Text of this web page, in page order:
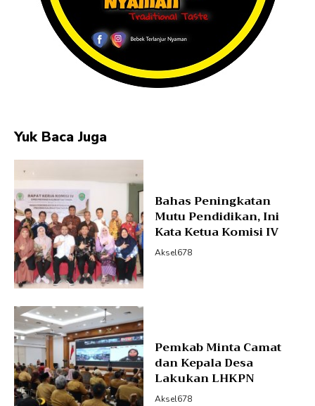
Yuk Baca Juga
Bahas Peningkatan
Mutu Pendidikan, Ini
Kata Ketua Komisi IV
Aksel678
Pemkab Minta Camat
dan Kepala Desa
Lakukan LHKPN
Aksel678